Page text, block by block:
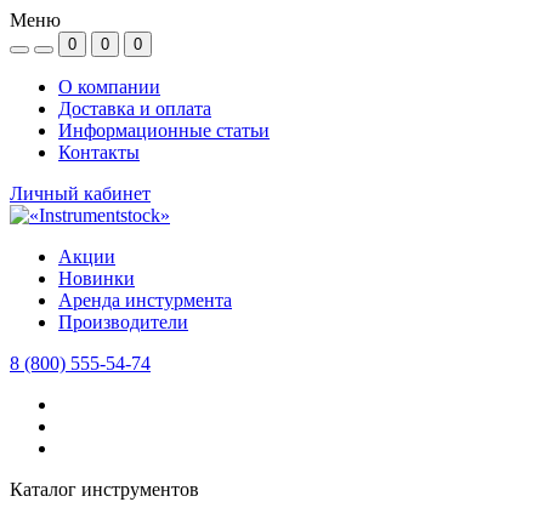
Меню
0 0 0
О компании
Доставка и оплата
Информационные статьи
Контакты
Личный кабинет
Акции
Новинки
Аренда инстурмента
Производители
8 (800) 555-54-74
Каталог инструментов